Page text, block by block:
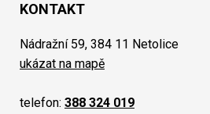
KONTAKT
Nádražní 59, 384 11 Netolice
ukázat na mapě
telefon: 388 324 019